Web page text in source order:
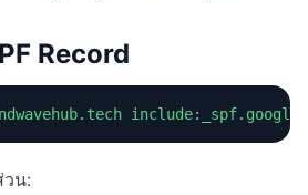
Record
น: